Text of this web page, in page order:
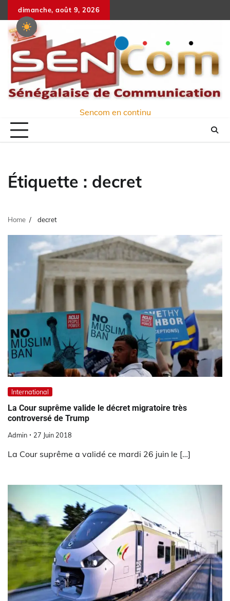
to
content
dimanche, août 9, 2026
Sencom en continu
Étiquette : decret
Home decret
International
La Cour suprême valide le décret migratoire très
controversé de Trump
Admin 27 Juin 2018
La Cour suprême a validé ce mardi 26 juin le […]